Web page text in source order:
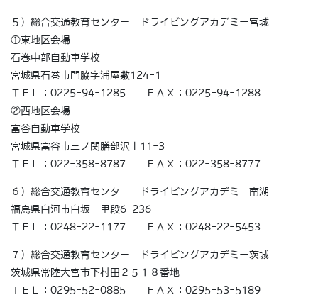
５）総合交通教育センター ドライビングアカデミー宮城
①東地区会場
石巻中部自動車学校
宮城県石巻市門脇字浦屋敷124-1
ＴＥＬ：0225-94-1285 ＦＡＸ：0225-94-1288
②西地区会場
富谷自動車学校
宮城県富谷市三ノ関膳部沢上11-3
ＴＥＬ：022-358-8787 ＦＡＸ：022-358-8777
６）総合交通教育センター ドライビングアカデミー南湖
福島県白河市白坂一里段6-236
ＴＥＬ：0248-22-1177 ＦＡＸ：0248-22-5453
７）総合交通教育センター ドライビングアカデミー茨城
茨城県常陸大宮市下村田２５１８番地
ＴＥＬ：0295-52-0885 ＦＡＸ：0295-53-5189